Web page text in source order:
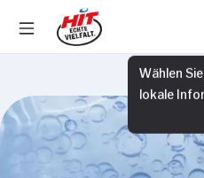
Wählen
lokale